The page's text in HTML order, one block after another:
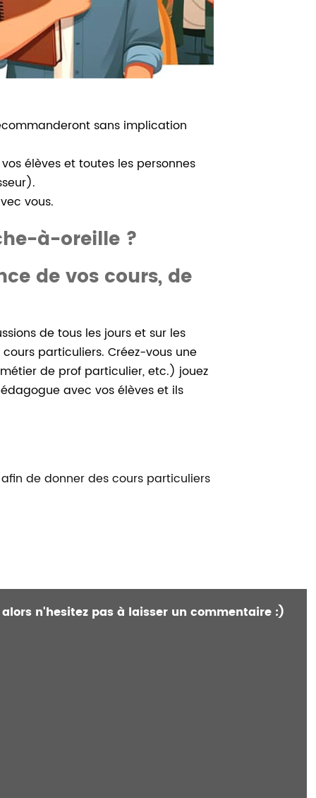
sans implication
élèves et toutes les personnes
vous.
à-oreille ?
de vos cours, de
de tous les jours et sur les
particuliers. Créez-vous une
de prof particulier, etc.) jouez
avec vos élèves et ils
afin de donner des cours particuliers
n'hesitez pas à laisser un commentaire :)